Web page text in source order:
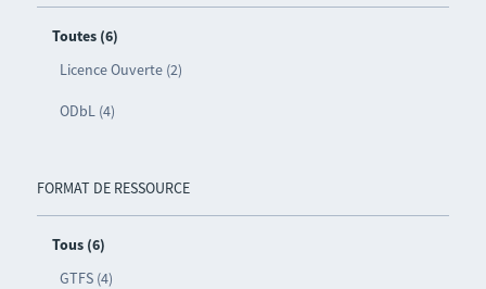
Toutes (6)
Licence Ouverte (2)
ODbL (4)
FORMAT DE RESSOURCE
Tous (6)
GTFS (4)